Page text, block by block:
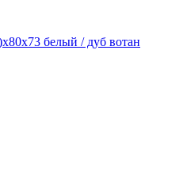
белый / дуб вотан